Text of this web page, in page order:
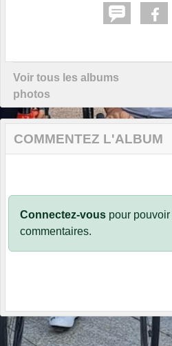
Voir tous les albums
photos
COMMENTEZ L'ALBUM
Connectez-vous pour
commentaires.